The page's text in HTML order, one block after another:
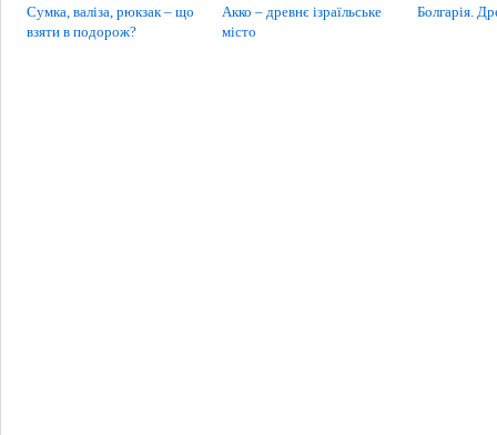
Сумка, валіза, рюкзак – що
взяти в подорож?
Акко – древнє ізраїльське
місто
Болгарія.